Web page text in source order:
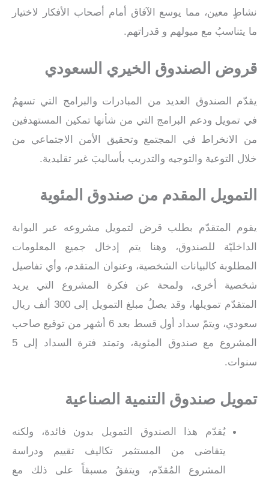
نشاطٍ معين، مما يوسع الآفاق أمام أصحاب الأفكار لاختيار
ما يتناسبُ مع ميولهم و قدراتهم.
قروض الصندوق الخيري السعودي
يقدّم الصندوق العديد من المبادرات والبرامج التي تسهمُ
في تمويل ودعم البرامج التي من شأنها تمكين المستهدفين
من الانخراط في المجتمع وتحقيق الأمن الاجتماعي من
خلال التوعية والتوجيه والتدريب بأساليبَ غير تقليدية.
التمويل المقدم من صندوق المئوية
يقوم المتقدّم بطلب قرض لتمويل مشروعه عبر البوابة
الداخليّة للصندوق، وهنا يتم إدخال جميع المعلومات
المطلوبة كالبيانات الشخصية، وعنوان المتقدم، وأي تفاصيل
شخصية أخرى، ولمحة عن فكرة المشروع التي يريد
المتقدّم تمويلها، وقد يصلُ مبلغ التمويل إلى 300 ألف ريال
سعودي، ويتمّ سداد أول قسط بعد 6 أشهر من توقيع صاحب
المشروع مع صندوق المئوية، وتمتد فترة السداد إلى 5
سنوات.
تمويل صندوق التنمية الصناعية
يُقدّم هذا الصندوق التمويل بدون فائدة، ولكنه
يتقاضى من المستثمر تكاليف تقييم ودراسة
المشروع المُقدّم، ويتفقُ مسبقاً على ذلك مع